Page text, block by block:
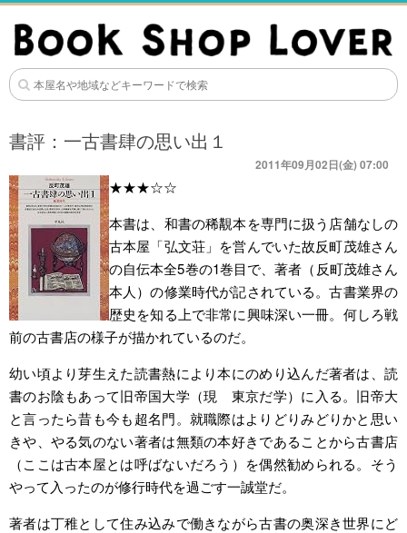
書評：一古書肆の思い出１
2011年09月02日(金) 07:00
★★★☆☆
本書は、和書の稀覯本を専門に扱う店舗なしの
古本屋「弘文荘」を営んでいた故反町茂雄さん
の自伝本全5巻の1巻目で、著者（反町茂雄さん
本人）の修業時代が記されている。古書業界の
歴史を知る上で非常に興味深い一冊。何しろ戦
前の古書店の様子が描かれているのだ。
幼い頃より芽生えた読書熱により本にのめり込んだ著者は、読
書のお陰もあって旧帝国大学（現 東京だ学）に入る。旧帝大
と言ったら昔も今も超名門。就職際はよりどりみどりかと思い
きや、やる気のない著者は無類の本好きであることから古書店
（ここは古本屋とは呼ばないだろう）を偶然勧められる。そう
やって入ったのが修行時代を過ごす一誠堂だ。
著者は丁稚として住み込みで働きながら古書の奥深き世界にど